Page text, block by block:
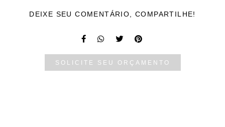
DEIXE SEU COMENTÁRIO, COMPARTILHE!
SOLICITE SEU ORÇAMENTO